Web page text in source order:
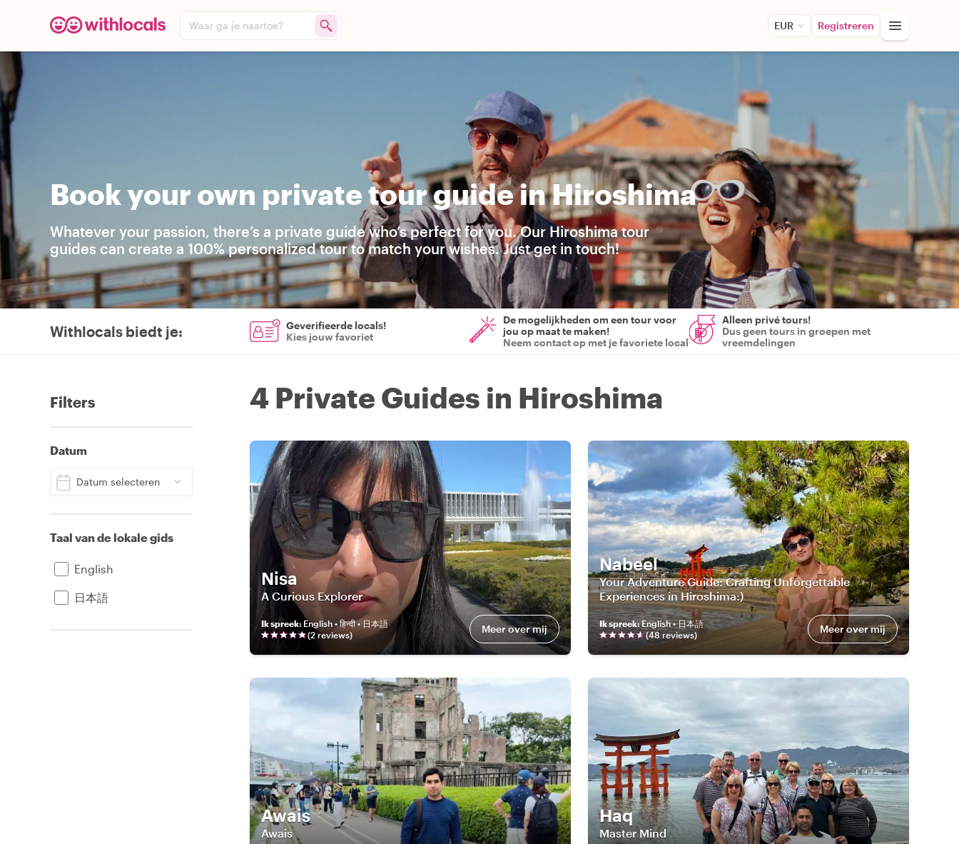
Waar ga je naartoe? EUR Registreren
Book your own private tour guide in Hiroshima
Whatever your passion, there’s a private guide who’s perfect for you. Our Hiroshima tour
guides can create a 100% personalized tour to match your wishes. Just get in touch!
Withlocals biedt je:
Geverifieerde locals!
Kies jouw favoriet
De mogelijkheden om een tour voor
jou op maat te maken!
Neem contact op met je favoriete local
Alleen privé tours!
Dus geen tours in groepen met
vreemdelingen
Filters
Datum
Datum selecteren
Taal van de lokale gids
English
日本語
4 Private Guides in Hiroshima
Nisa
A Curious Explorer
Ik spreek: English • हिन्दी • 日本語
(2 reviews) Meer over mij
Nabeel
Your Adventure Guide: Crafting Unforgettable
Experiences in Hiroshima:)
Ik spreek: English • 日本語
(48 reviews) Meer over mij
Awais
Awais
Haq
Master Mind